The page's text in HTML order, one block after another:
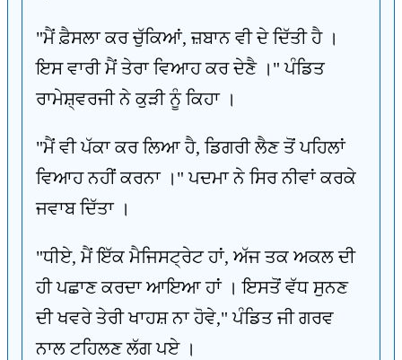
"ਮੈਂ ਫ਼ੈਸਲਾ ਕਰ ਚੁੱਕਿਆਂ, ਜ਼ਬਾਨ ਵੀ ਦੇ ਦਿੱਤੀ ਹੈ ।
ਇਸ ਵਾਰੀ ਮੈਂ ਤੇਰਾ ਵਿਆਹ ਕਰ ਦੇਣੈ ।" ਪੰਡਿਤ
ਰਾਮੇਸ਼੍ਵਰਜੀ ਨੇ ਕੁੜੀ ਨੂੰ ਕਿਹਾ ।
"ਮੈਂ ਵੀ ਪੱਕਾ ਕਰ ਲਿਆ ਹੈ, ਡਿਗਰੀ ਲੈਣ ਤੋਂ ਪਹਿਲਾਂ
ਵਿਆਹ ਨਹੀਂ ਕਰਨਾ ।" ਪਦਮਾ ਨੇ ਸਿਰ ਨੀਵਾਂ ਕਰਕੇ
ਜਵਾਬ ਦਿੱਤਾ ।
"ਧੀਏ, ਮੈਂ ਇੱਕ ਮੈਜਿਸਟ੍ਰੇਟ ਹਾਂ, ਅੱਜ ਤਕ ਅਕਲ ਦੀ
ਹੀ ਪਛਾਣ ਕਰਦਾ ਆਇਆ ਹਾਂ । ਇਸਤੋਂ ਵੱਧ ਸੁਨਣ
ਦੀ ਖਵਰੇ ਤੇਰੀ ਖਾਹਸ਼ ਨਾ ਹੋਵੇ," ਪੰਡਿਤ ਜੀ ਗਰਵ
ਨਾਲ ਟਹਿਲਣ ਲੱਗ ਪਏ ।